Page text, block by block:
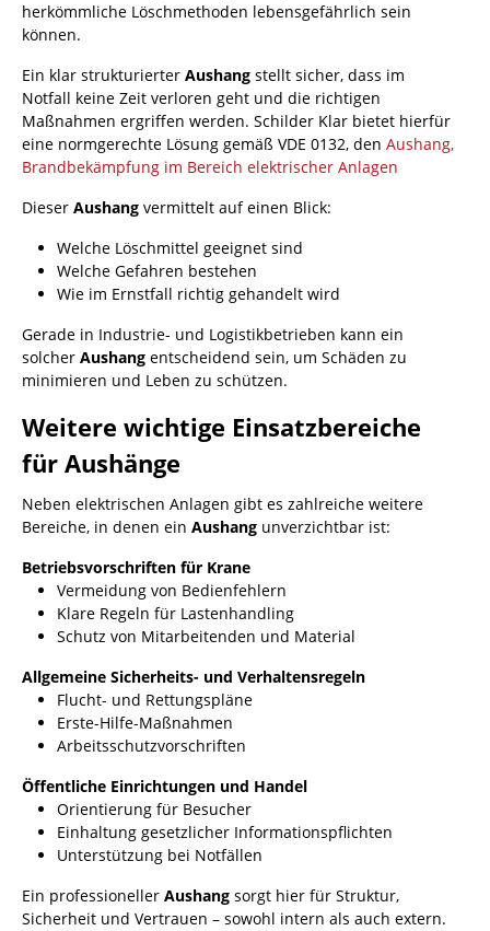
herkömmliche Löschmethoden lebensgefährlich sein
können.
Ein klar strukturierter Aushang stellt sicher, dass im
Notfall keine Zeit verloren geht und die richtigen
Maßnahmen ergriffen werden. Schilder Klar bietet hierfür
eine normgerechte Lösung gemäß VDE 0132, den Aushang,
Brandbekämpfung im Bereich elektrischer Anlagen
Dieser Aushang vermittelt auf einen Blick:
Welche Löschmittel geeignet sind
Welche Gefahren bestehen
Wie im Ernstfall richtig gehandelt wird
Gerade in Industrie- und Logistikbetrieben kann ein
solcher Aushang entscheidend sein, um Schäden zu
minimieren und Leben zu schützen.
Weitere wichtige Einsatzbereiche
für Aushänge
Neben elektrischen Anlagen gibt es zahlreiche weitere
Bereiche, in denen ein Aushang unverzichtbar ist:
Betriebsvorschriften für Krane
Vermeidung von Bedienfehlern
Klare Regeln für Lastenhandling
Schutz von Mitarbeitenden und Material
Allgemeine Sicherheits- und Verhaltensregeln
Flucht- und Rettungspläne
Erste-Hilfe-Maßnahmen
Arbeitsschutzvorschriften
Öffentliche Einrichtungen und Handel
Orientierung für Besucher
Einhaltung gesetzlicher Informationspflichten
Unterstützung bei Notfällen
Ein professioneller Aushang sorgt hier für Struktur,
Sicherheit und Vertrauen – sowohl intern als auch extern.